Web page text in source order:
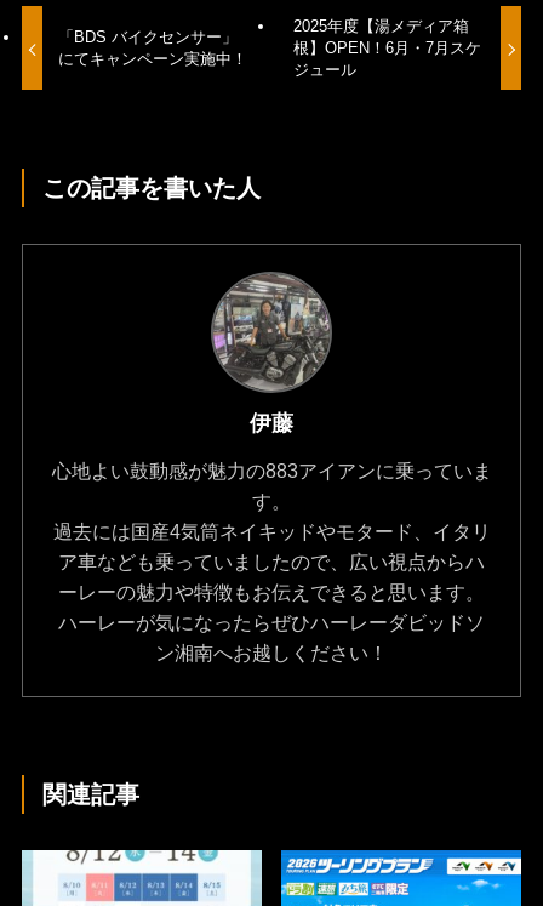
「BDS バイクセンサー」
にてキャンペーン実施中！
2025年度【湯メディア箱
根】OPEN！6月・7月スケ
ジュール
この記事を書いた人
伊藤
心地よい鼓動感が魅力の883アイアンに乗っていま
す。
過去には国産4気筒ネイキッドやモタード、イタリ
ア車なども乗っていましたので、広い視点からハ
ーレーの魅力や特徴もお伝えできると思います。
ハーレーが気になったらぜひハーレーダビッドソ
ン湘南へお越しください！
関連記事